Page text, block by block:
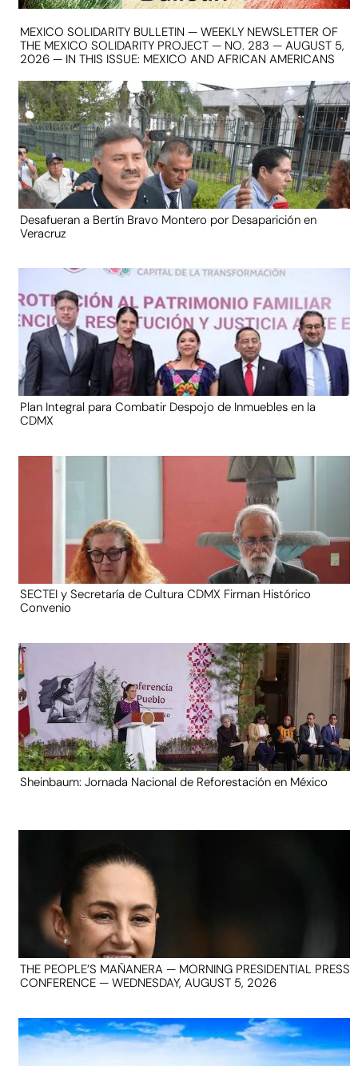
MEXICO SOLIDARITY BULLETIN — WEEKLY NEWSLETTER OF
THE MEXICO SOLIDARITY PROJECT — NO. 283 — AUGUST 5,
2026 — IN THIS ISSUE: MEXICO AND AFRICAN AMERICANS
Desafueran a Bertín Bravo Montero por Desaparición en
Veracruz
Plan Integral para Combatir Despojo de Inmuebles en la
CDMX
SECTEI y Secretaría de Cultura CDMX Firman Histórico
Convenio
Sheinbaum: Jornada Nacional de Reforestación en México
THE PEOPLE’S MAÑANERA — MORNING PRESIDENTIAL PRESS
CONFERENCE — WEDNESDAY, AUGUST 5, 2026